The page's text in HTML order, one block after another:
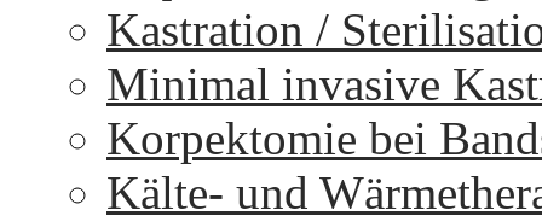
Kastration /
Minimal invasive
Korpektomie bei
Kälte- und